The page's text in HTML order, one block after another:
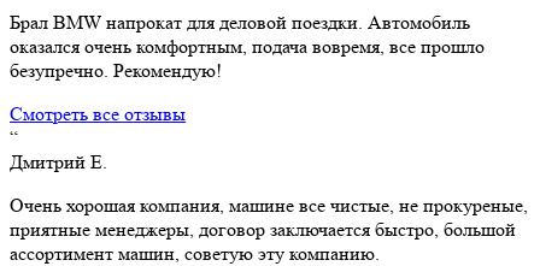
Брал BMW напрокат для деловой поездки. Автомобиль
оказался очень комфортным, подача вовремя, все прошло
безупречно. Рекомендую!
Смотреть все отзывы
“
Дмитрий Е.
Очень хорошая компания, машине все чистые, не прокуреные,
приятные менеджеры, договор заключается быстро, большой
ассортимент машин, советую эту компанию.